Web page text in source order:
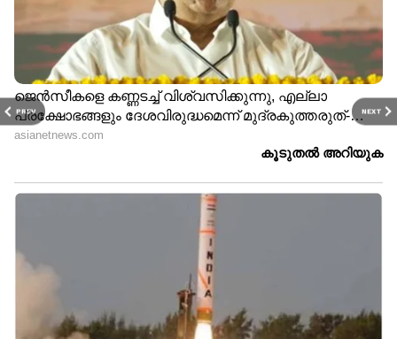
PREV NEXT
ദിവസവും കഞ്ഞിവെള്ളം
കുടിക്കുന്നതിന്റെ 5
ആരോഗ്യ ഗുണങ്ങൾ
അമിതമായി ഈ
ഭക്ഷണങ്ങൾ കഴിക്കുന്നത്
വൃക്കകൾ തകരാറിലാവാൻ
കാരണമാകും
ശരീരഭാരം കുറയ്ക്കാൻ
പാനീയങ്ങൾ
മുടി വളർച്ച വേ​
ഗത്തിലാക്കുന്നതിന്
സഹായിക്കുന്ന മുട്ട
കൊണ്ടുള്ള ഹെയർ